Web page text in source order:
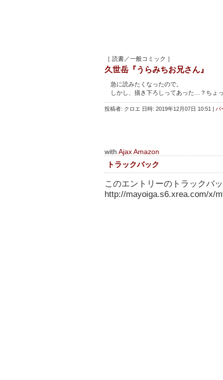
［ 読書／一般コミック ］
久世岳『うらみちお兄さん』
急に読みたくなったので。
しかし、描き下ろしってあった…？ちょ
投稿者: クロエ 日時: 2019年12月07日 10:51 | パ
with Ajax Amazon
トラックバック
このエントリーのトラックバ
http://mayoiga.s6.xrea.com/x/